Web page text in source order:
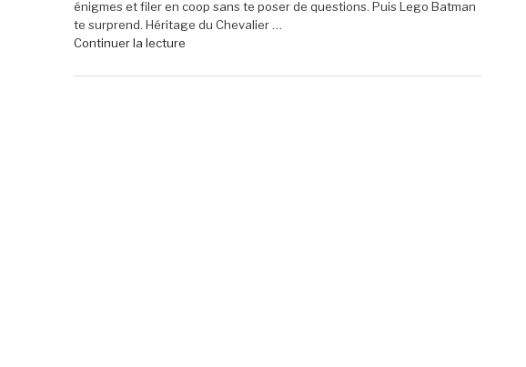
(-16% »
réduction
sur
le
casque
énigmes et filer en coop sans te poser de questions. Puis Lego Batman
te surprend. Héritage du Chevalier …
Continuer la lecturede
Batman